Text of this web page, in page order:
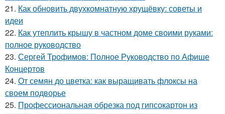
21. Как обновить двухкомнатную хрущёвку: советы и
идеи
22. Как утеплить крышу в частном доме своими руками:
полное руководство
23. Сергей Трофимов: Полное Руководство по Афише
Концертов
24. От семян до цветка: как выращивать флоксы на
своем подворье
25. Профессиональная обрезка под гипсокартон из